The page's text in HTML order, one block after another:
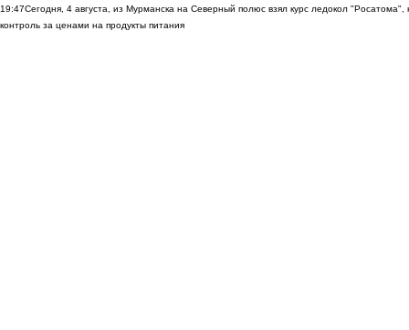
19:47Сегодня, 4 августа, из Мурманска на Северный полюс взял курс ледокол
контроль за ценами на продукты питания